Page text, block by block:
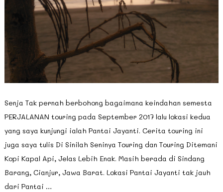
Senja Tak pernah berbohong bagaimana keindahan semesta
PERJALANAN touring pada September 2017 lalu lokasi kedua
yang saya kunjungi ialah Pantai Jayanti. Cerita touring ini
juga saya tulis Di Sinilah Seninya Touring dan Touring Ditemani
Kopi Kapal Api, Jelas Lebih Enak. Masih berada di Sindang
Barang, Cianjur, Jawa Barat. Lokasi Pantai Jayanti tak jauh
dari Pantai …